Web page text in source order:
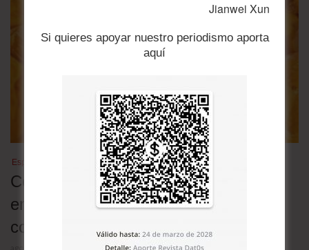
Especulación de precios
Comercializadores de pollo en
emergencia por alza de precio piden
control del gobierno
Jianwei Xun
Si quieres apoyar nuestro periodismo aporta
aquí